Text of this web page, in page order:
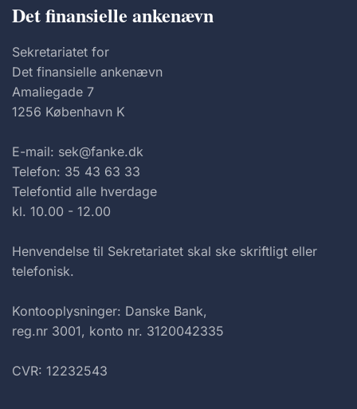
Det finansielle ankenævn
Sekretariatet for
Det finansielle ankenævn
Amaliegade 7
1256 København K
E-mail: sek@fanke.dk
Telefon: 35 43 63 33
Telefontid alle hverdage
kl. 10.00 - 12.00
Henvendelse til Sekretariatet skal ske skriftligt eller
telefonisk.
Kontooplysninger: Danske Bank,
reg.nr 3001, konto nr. 3120042335
CVR: 12232543